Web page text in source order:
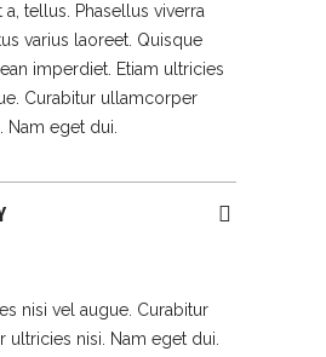
a, tellus. Phasellus viverra
varius laoreet. Quisque
imperdiet. Etiam ultricies
Curabitur ullamcorper
Nam eget dui.
nisi vel augue. Curabitur
ultricies nisi. Nam eget dui.